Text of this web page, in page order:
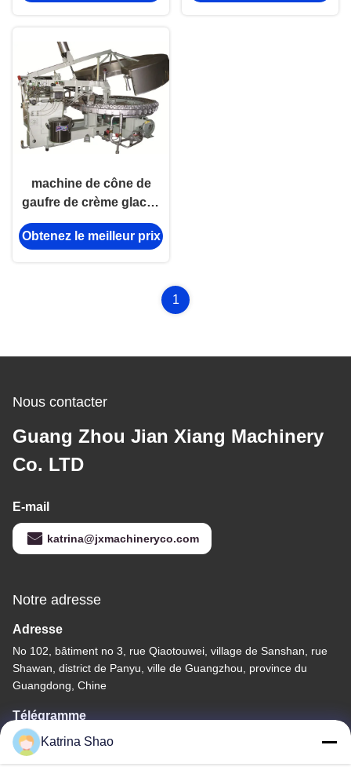
machine de cône de
gaufre de crème glacée
0.6MPa, cône de
gaufrette faisant la
Obtenez le meilleur prix
1
Nous contacter
Guang Zhou Jian Xiang Machinery
Co. LTD
E-mail
katrina@jxmachineryco.com
Notre adresse
Adresse
No 102, bâtiment no 3, rue Qiaotouwei, village de Sanshan, rue
Shawan, district de Panyu, ville de Guangzhou, province du
Guangdong, Chine
Télégramme
86--15913188664
Katrina Shao